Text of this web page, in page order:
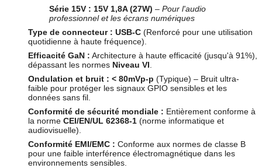
Série 15V : 15V 1,8A (27W) – Pour l'audio
professionnel et les écrans numériques
Type de connecteur : USB-C (Renforcé pour une utilisation
quotidienne à haute fréquence).
Efficacité GaN : Architecture à haute efficacité (jusqu'à 91%),
dépassant les normes Niveau VI
Ondulation et bruit : < 80mVp-p (Typique) – Bruit ultra-
faible pour protéger les signaux GPIO sensibles et les
données sans fil.
Conformité de sécurité mondiale : Entièrement conforme à
la norme CEI/EN/UL 62368-1 (norme informatique et
audiovisuelle).
Conformité EMI/EMC : Conforme aux normes de classe B
pour une faible interférence électromagnétique dans les
environnements sensibles.